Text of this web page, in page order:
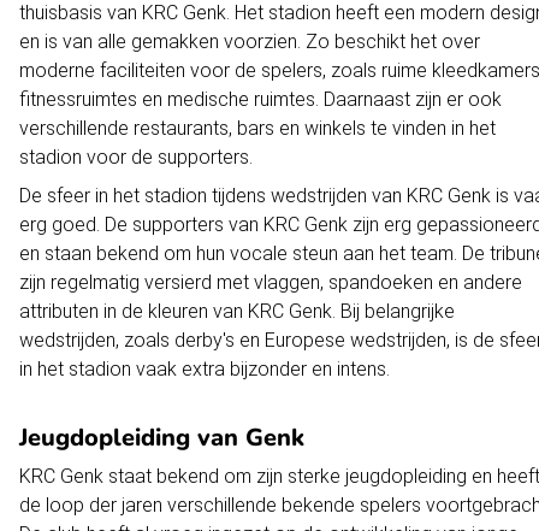
thuisbasis van KRC Genk. Het stadion heeft een modern
en is van alle gemakken voorzien. Zo beschikt het over
moderne faciliteiten voor de spelers, zoals ruime
fitnessruimtes en medische ruimtes. Daarnaast zijn er ook
verschillende restaurants, bars en winkels te vinden in het
stadion voor de supporters.
De sfeer in het stadion tijdens wedstrijden van KRC Genk is
erg goed. De supporters van KRC Genk zijn erg
en staan bekend om hun vocale steun aan het team. De
zijn regelmatig versierd met vlaggen, spandoeken en andere
attributen in de kleuren van KRC Genk. Bij belangrijke
wedstrijden, zoals derby's en Europese wedstrijden, is de
in het stadion vaak extra bijzonder en intens.
Jeugdopleiding van Genk
KRC Genk staat bekend om zijn sterke jeugdopleiding en
de loop der jaren verschillende bekende spelers